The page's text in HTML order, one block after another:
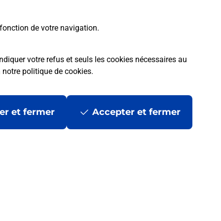
de votre navigation.
votre refus et seuls les cookies nécessaires au
notre politique de cookies.
et fermer Accepter et fermer